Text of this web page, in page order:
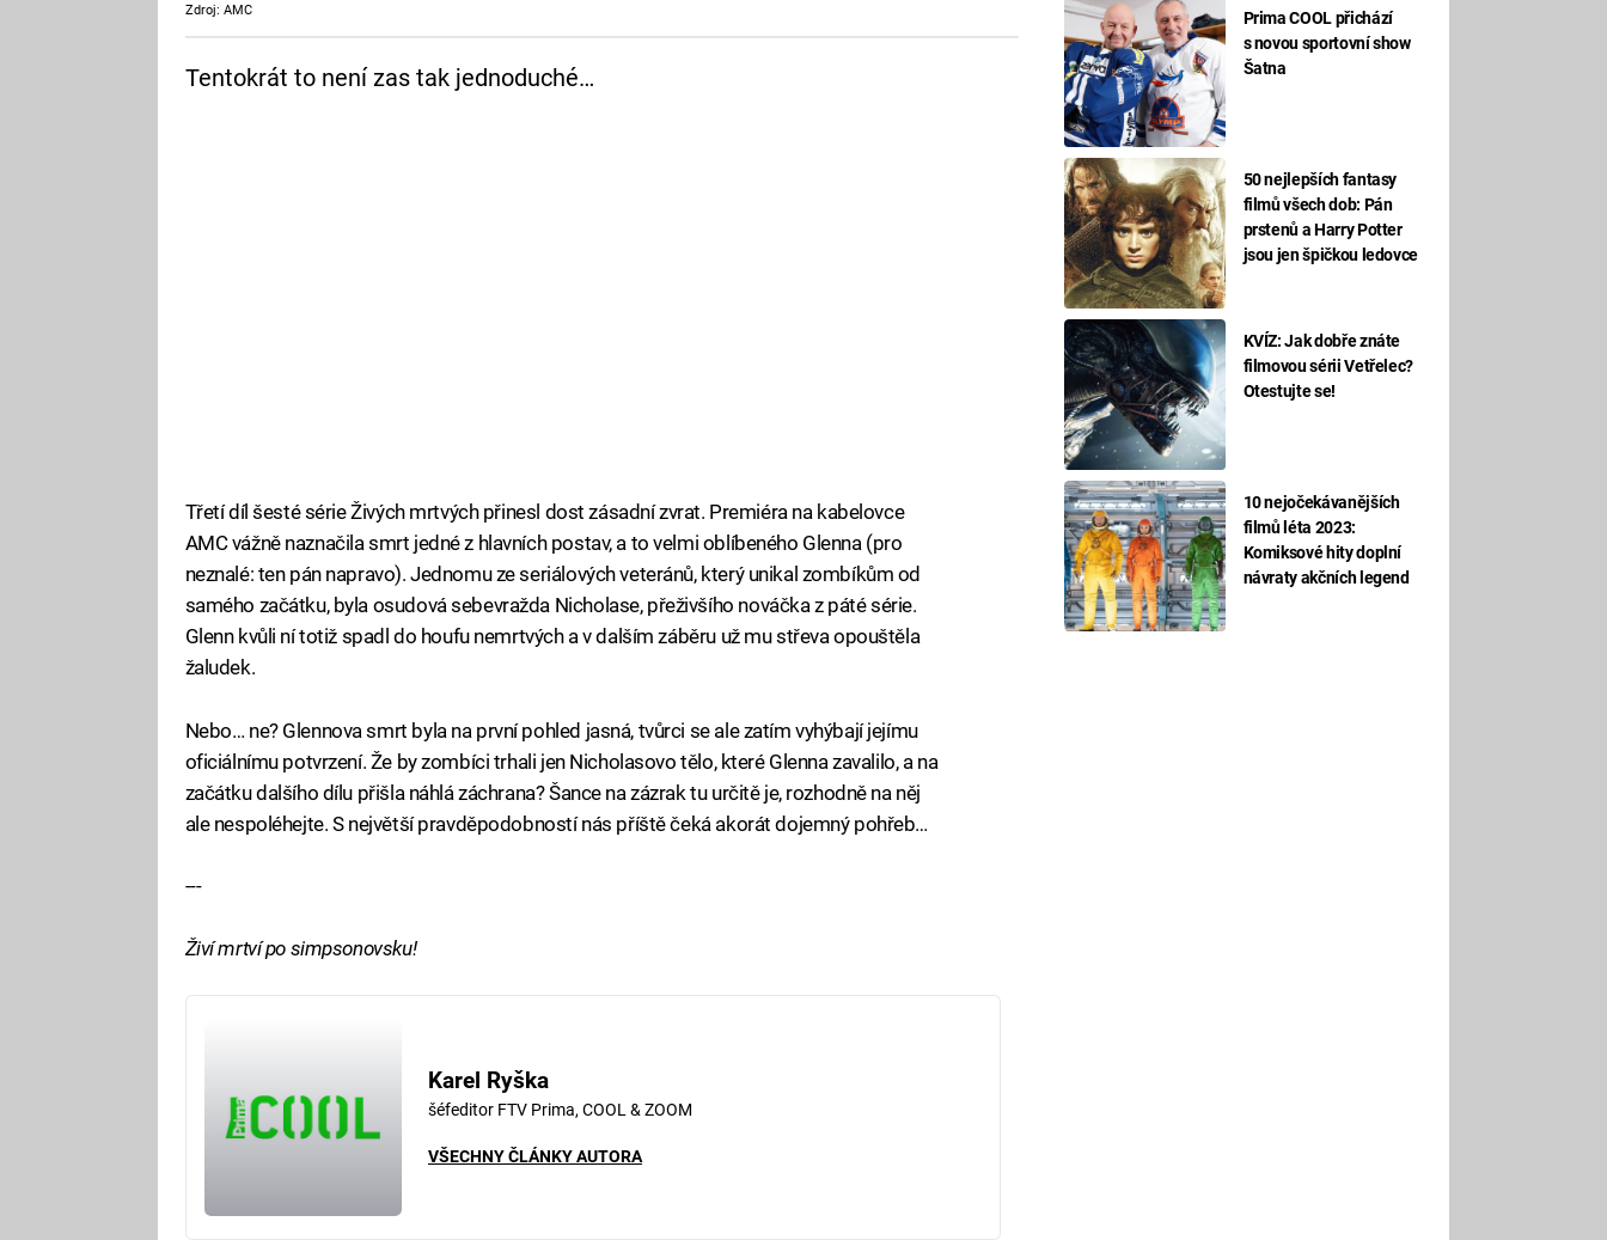
Prima COOL přichází
s novou sportovní show
Šatna
50 nejlepších fantasy
filmů všech dob: Pán
prstenů a Harry Potter
jsou jen špičkou ledovce
KVÍZ: Jak dobře znáte
filmovou sérii Vetřelec?
Otestujte se!
10 nejočekávanějších
filmů léta 2023:
Komiksové hity doplní
návraty akčních legend
Zdroj: AMC
Tentokrát to není zas tak jednoduché…
Třetí díl šesté série Živých mrtvých přinesl dost zásadní zvrat. Premiéra na kabelovce
AMC vážně naznačila smrt jedné z hlavních postav, a to velmi oblíbeného Glenna (pro
neznalé: ten pán napravo). Jednomu ze seriálových veteránů, který unikal zombíkům od
samého začátku, byla osudová sebevražda Nicholase, přeživšího nováčka z páté série.
Glenn kvůli ní totiž spadl do houfu nemrtvých a v dalším záběru už mu střeva opouštěla
žaludek.
Nebo… ne? Glennova smrt byla na první pohled jasná, tvůrci se ale zatím vyhýbají jejímu
oficiálnímu potvrzení. Že by zombíci trhali jen Nicholasovo tělo, které Glenna zavalilo, a na
začátku dalšího dílu přišla náhlá záchrana? Šance na zázrak tu určitě je, rozhodně na něj
ale nespoléhejte. S největší pravděpodobností nás příště čeká akorát dojemný pohřeb…
---
Živí mrtví po simpsonovsku!
Karel Ryška
šéfeditor FTV Prima, COOL & ZOOM
VŠECHNY ČLÁNKY AUTORA